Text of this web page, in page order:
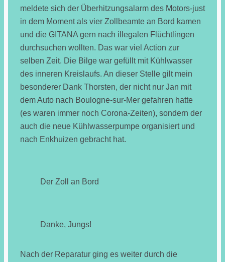
meldete sich der Überhitzungsalarm des Motors-just
in dem Moment als vier Zollbeamte an Bord kamen
und die GITANA gern nach illegalen Flüchtlingen
durchsuchen wollten. Das war viel Action zur
selben Zeit. Die Bilge war gefüllt mit Kühlwasser
des inneren Kreislaufs. An dieser Stelle gilt mein
besonderer Dank Thorsten, der nicht nur Jan mit
dem Auto nach Boulogne-sur-Mer gefahren hatte
(es waren immer noch Corona-Zeiten), sondern der
auch die neue Kühlwasserpumpe organisiert und
nach Enkhuizen gebracht hat.
Der Zoll an Bord
Danke, Jungs!
Nach der Reparatur ging es weiter durch die